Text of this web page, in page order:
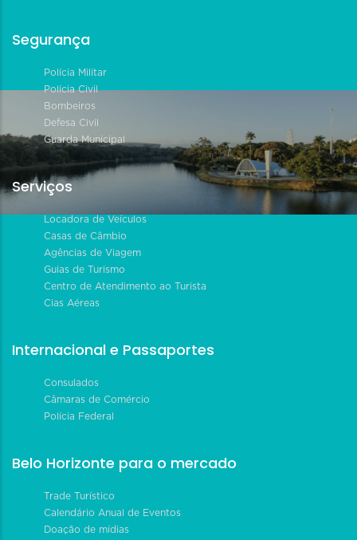
Segurança
Polícia Militar
Polícia Civil
Bombeiros
Defesa Civil
Guarda Municipal
Serviços
Locadora de Veículos
Casas de Câmbio
Agências de Viagem
Guias de Turismo
Centro de Atendimento ao Turista
Cias Aéreas
Internacional e Passaportes
Consulados
Câmaras de Comércio
Polícia Federal
Belo Horizonte para o mercado
Trade Turístico
Calendário Anual de Eventos
Doação de mídias